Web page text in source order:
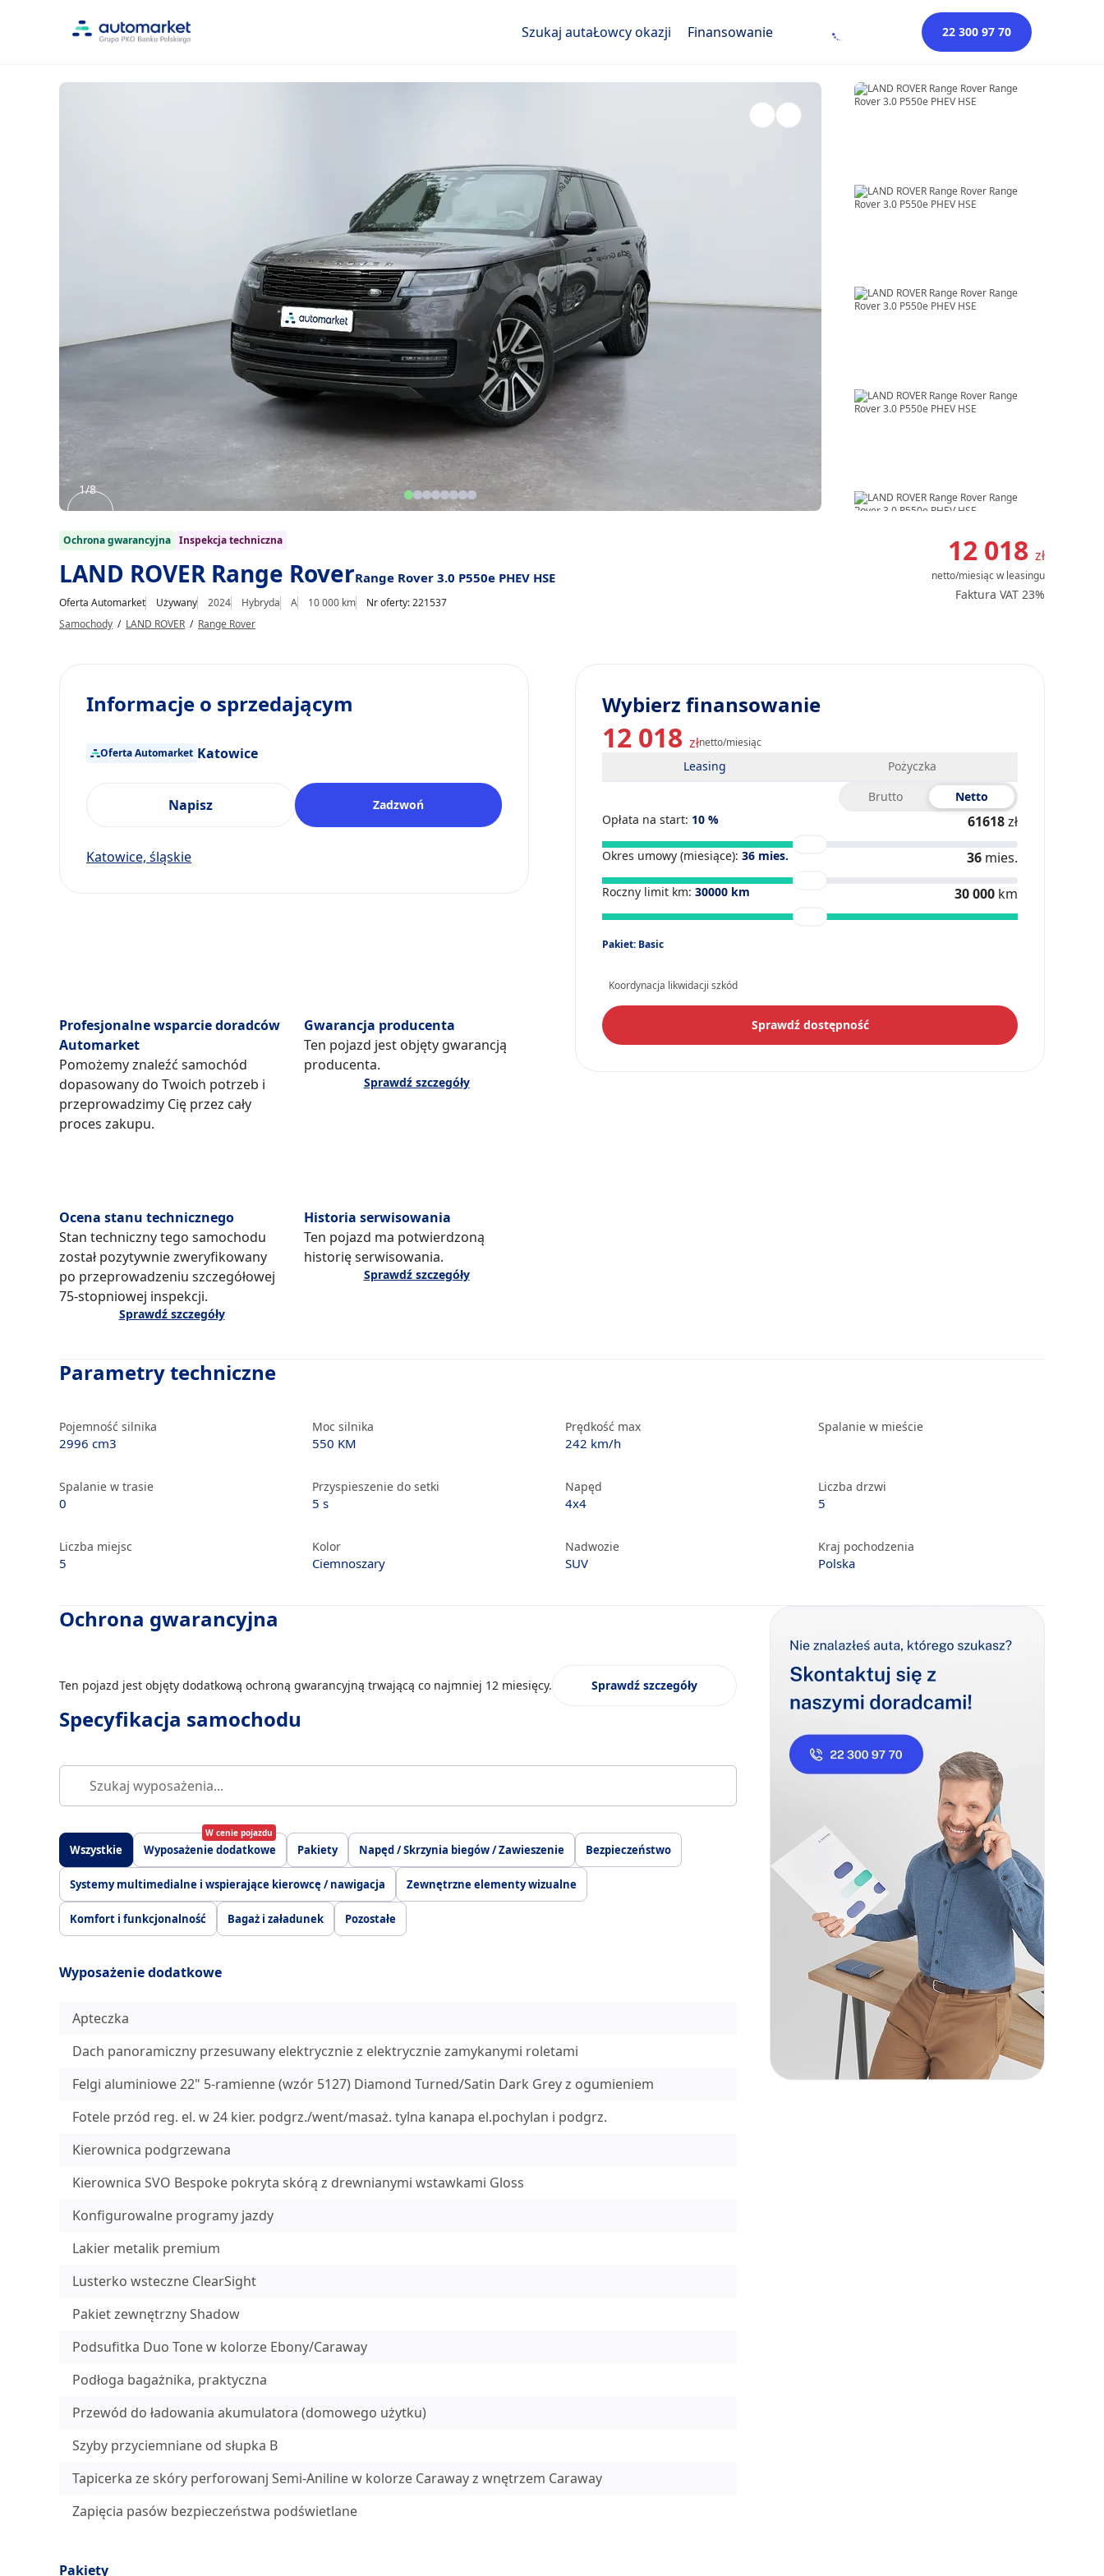
Szukaj autaŁowcy okazji Finansowanie 22 300 97 70
1
8
1/8
Ochrona gwarancyjna Inspekcja techniczna
LAND ROVER Range RoverRange Rover 3.0 P550e PHEV HSE
Oferta Automarket Używany 2024 Hybryda A 10 000 km
Nr oferty: 221537
Samochody / LAND ROVER / Range Rover
12 018 zł
netto/miesiącw leasingu
Faktura VAT 23%
Wybierz finansowanie
12 018 złnetto/miesiąc
Leasing
Pożyczka
Brutto
Netto
Opłata na start: 10 % 61618zł
Okres umowy (miesiące): 36 mies. 36 mies.
Roczny limit km: 30000 km 30 000 km
Pakiet: Basic
Koordynacja likwidacji szkód
Sprawdź dostępność
Profesjonalne wsparcie doradców
Automarket
Pomożemy znaleźć samochód
dopasowany do Twoich potrzeb i
przeprowadzimy Cię przez cały
proces zakupu.
Gwarancja producenta
Ten pojazd jest objęty gwarancją
producenta.
Sprawdź szczegóły
Ocena stanu technicznego
Stan techniczny tego samochodu
został pozytywnie zweryfikowany
po przeprowadzeniu szczegółowej
75-stopniowej inspekcji.
Sprawdź szczegóły
Historia serwisowania
Ten pojazd ma potwierdzoną
historię serwisowania.
Sprawdź szczegóły
Parametry techniczne
Pojemność silnika
2996 cm3
Moc silnika
550 KM
Prędkość max
242 km/h
Spalanie w mieście
Spalanie w trasie
0
Przyspieszenie do setki
5 s
Napęd
4x4
Liczba drzwi
5
Liczba miejsc
5
Kolor
Ciemnoszary
Nadwozie
SUV
Kraj pochodzenia
Polska
Ochrona gwarancyjna
Ten pojazd jest objęty dodatkową ochroną gwarancyjną trwającą co najmniej 12 miesięcy. Sprawdź szczegóły
Specyfikacja samochodu
Wszystkie Wyposażenie dodatkowe
W cenie pojazdu
Pakiety Napęd / Skrzynia biegów / Zawieszenie Bezpieczeństwo
Systemy multimedialne i wspierające kierowcę / nawigacja Zewnętrzne elementy wizualne
Komfort i funkcjonalność Bagaż i załadunek Pozostałe
Wyposażenie dodatkowe
Apteczka
Dach panoramiczny przesuwany elektrycznie z elektrycznie zamykanymi roletami
Felgi aluminiowe 22" 5-ramienne (wzór 5127) Diamond Turned/Satin Dark Grey z ogumieniem
Fotele przód reg. el. w 24 kier. podgrz./went/masaż. tylna kanapa el.pochylan i podgrz.
Kierownica podgrzewana
Kierownica SVO Bespoke pokryta skórą z drewnianymi wstawkami Gloss
Konfigurowalne programy jazdy
Lakier metalik premium
Lusterko wsteczne ClearSight
Pakiet zewnętrzny Shadow
Podsufitka Duo Tone w kolorze Ebony/Caraway
Podłoga bagażnika, praktyczna
Przewód do ładowania akumulatora (domowego użytku)
Szyby przyciemniane od słupka B
Tapicerka ze skóry perforowanj Semi-Aniline w kolorze Caraway z wnętrzem Caraway
Zapięcia pasów bezpieczeństwa podświetlane
Pakiety
Informacje o sprzedającym
Oferta Automarket Katowice
Napisz Zadzwoń
Katowice, śląskie